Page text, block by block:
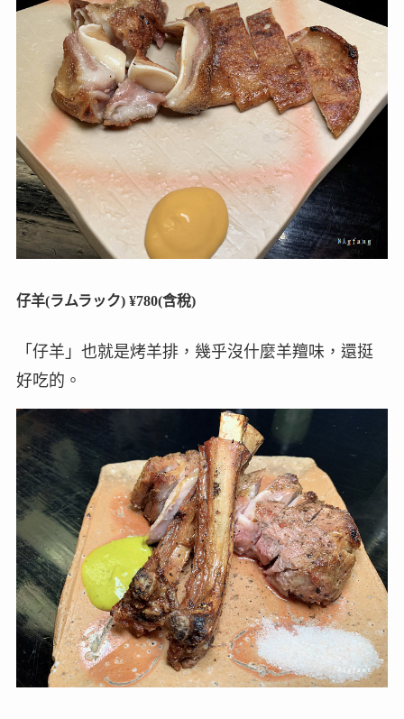
仔羊(ラムラック) ¥780(含稅)
「仔羊」也就是烤羊排，幾乎沒什麼羊羶味，還挺
好吃的。